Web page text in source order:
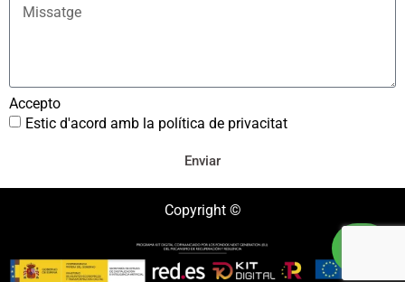
Accepto
Estic d'acord amb la política de privacitat
Enviar
Copyright ©